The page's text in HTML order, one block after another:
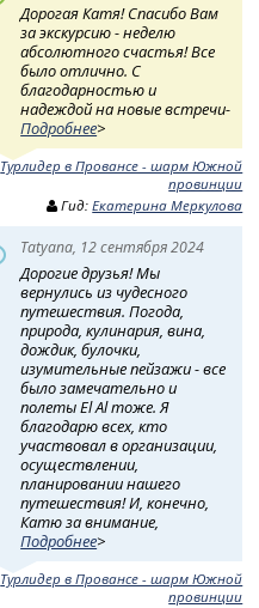
Дорогая Катя! Спасибо Вам
за экскурсию - неделю
абсолютного счастья! Все
было отлично. С
благодарностью и
надеждой на новые встречи-
Подробнее>
Турлидер в Провансе - шарм Южной
провинции
Гид:Екатерина Меркулова
Tatyana, 12 сентября 2024
Дорогие друзья! Мы
вернулись из чудесного
путешествия. Погода,
природа, кулинария, вина,
дождик, булочки,
изумительные пейзажи - все
было замечательно и
полеты El Al тоже. Я
благодарю всех, кто
участвовал в организации,
осуществлении,
планировании нашего
путешествия! И, конечно,
Катю за внимание,
Подробнее>
Турлидер в Провансе - шарм Южной
провинции